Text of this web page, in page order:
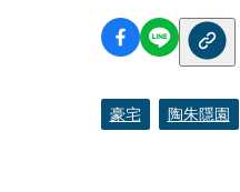
豪宅 陶朱隱園